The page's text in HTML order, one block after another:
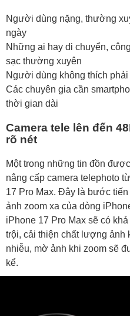
Người dùng nặng, thường
ngày
Những ai hay di chuyển,
sạc thường xuyên
Người dùng không thích phải
Các chuyên gia cần
thời gian dài
Camera tele lên đến
rõ nét
Một trong những tin đồn
nâng cấp camera telephoto
17 Pro Max. Đây là bước
ảnh zoom xa của dòng
iPhone 17 Pro Max sẽ có
trội, cải thiện chất lượng ảnh
nhiễu, mờ ảnh khi zoom sẽ
kể.